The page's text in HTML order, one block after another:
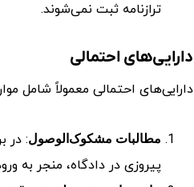
ترازنامه ثبت نمی‌شوند.
دارایی‌های احتمالی
دارایی‌های احتمالی معمولاً شامل
مطالبات مشکوک‌الوصول: در
پیروزی در دادگاه، منجر به